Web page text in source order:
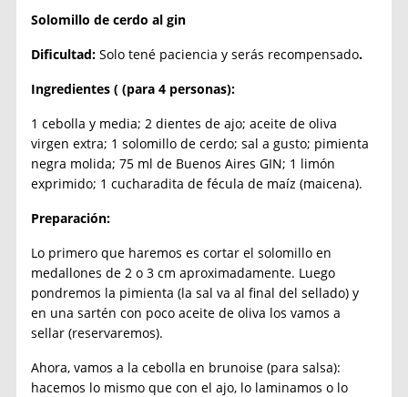
Solomillo de cerdo al gin
Dificultad:Solo tené paciencia y serás recompensado.
Ingredientes ( (para 4 personas):
1 cebolla y media; 2 dientes de ajo; aceite de oliva
virgen extra; 1 solomillo de cerdo; sal a gusto; pimienta
negra molida; 75 ml de Buenos Aires GIN; 1 limón
exprimido; 1 cucharadita de fécula de maíz (maicena).
Preparación:
Lo primero que haremos es cortar el solomillo en
medallones de 2 o 3 cm aproximadamente. Luego
pondremos la pimienta (la sal va al final del sellado) y
en una sartén con poco aceite de oliva los vamos a
sellar (reservaremos).
Ahora, vamos a la cebolla en brunoise (para salsa):
hacemos lo mismo que con el ajo, lo laminamos o lo